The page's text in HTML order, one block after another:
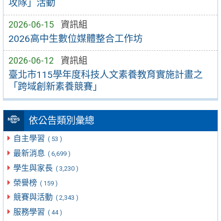
攻隊」活動
2026-06-15 資訊組
2026高中生數位媒體整合工作坊
2026-06-12 資訊組
臺北市115學年度科技人文素養教育實施計畫之
「跨域創新素養競賽」
依公告類別彙總
自主學習 ( 53 )
最新消息 ( 6,699 )
學生與家長 ( 3,230 )
榮譽榜 ( 159 )
競賽與活動 ( 2,343 )
服務學習 ( 44 )